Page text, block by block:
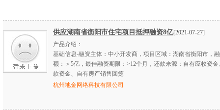
供应湖南省衡阳市住宅项目抵押融资8亿[2021-07-27]
产品介绍：
基础信息-融资主体：中小开发商，项目区域：湖南省衡阳市，
额：＞5亿，最佳融资期限：>12个月，还款来源：自有应收资
款资金、自有房产销售回笼
杭州地金网络科技有限公司